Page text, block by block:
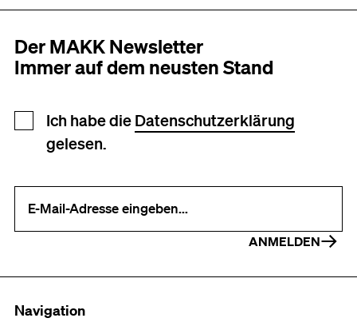
Der MAKK Newsletter
Immer auf dem neusten Stand
Newsletter Anmeldung
Ich habe die Datenschutzerklärung
gelesen.
ANMELDEN
Navigation